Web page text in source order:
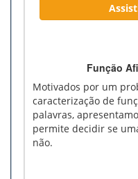
Função
Motivados por um
caracterização de
palavras,
permite decidir se
não.